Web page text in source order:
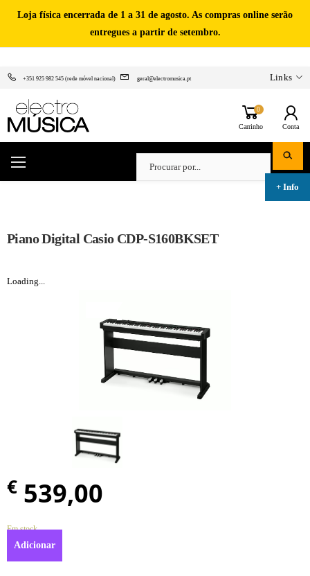
Loja física encerrada de 1 a 31 de agosto. As compras online serão
entregues a partir de setembro.
+351 925 982 545 (rede móvel nacional) geral@electromusica.pt Links
0
Carrinho Conta
Piano Digital Casio CDP-S160BKSET
Loading...
€ 539,00
Em stock
Adicionar